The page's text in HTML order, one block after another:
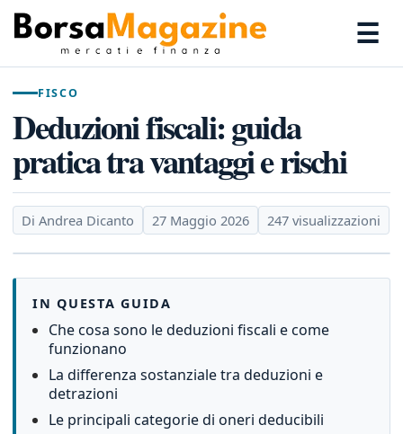
☰
FISCO
Deduzioni fiscali: guida
pratica tra vantaggi e rischi
Di Andrea Dicanto 27 Maggio 2026 247 visualizzazioni
IN QUESTA GUIDA
Che cosa sono le deduzioni fiscali e come
funzionano
La differenza sostanziale tra deduzioni e
detrazioni
Le principali categorie di oneri deducibili